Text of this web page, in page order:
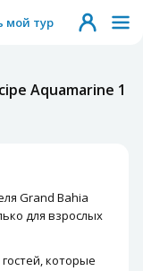
мой тур
Aquamarine 1
Grand Bahia
для взрослых
которые